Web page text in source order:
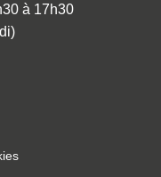
à 17h30